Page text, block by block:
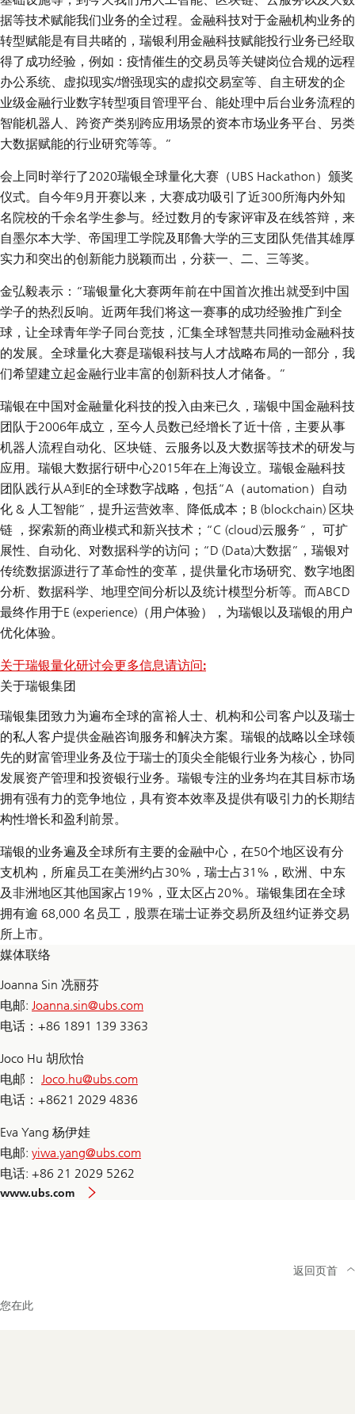
据等技术赋能我们业务的全过程。金融科技对于金融机构业务的
转型赋能是有目共睹的，瑞银利用金融科技赋能投行业务已经取
得了成功经验，例如：疫情催生的交易员等关键岗位合规的远程
办公系统、虚拟现实/增强现实的虚拟交易室等、自主研发的企
业级金融行业数字转型项目管理平台、能处理中后台业务流程的
智能机器人、跨资产类别跨应用场景的资本市场业务平台、另类
大数据赋能的行业研究等等。”
会上同时举行了2020瑞银全球量化大赛（UBS Hackathon）颁奖
仪式。自今年9月开赛以来，大赛成功吸引了近300所海内外知
名院校的千余名学生参与。经过数月的专家评审及在线答辩，来
自墨尔本大学、帝国理工学院及耶鲁大学的三支团队凭借其雄厚
实力和突出的创新能力脱颖而出，分获一、二、三等奖。
金弘毅表示：“瑞银量化大赛两年前在中国首次推出就受到中国
学子的热烈反响。近两年我们将这一赛事的成功经验推广到全
球，让全球青年学子同台竞技，汇集全球智慧共同推动金融科技
的发展。全球量化大赛是瑞银科技与人才战略布局的一部分，我
们希望建立起金融行业丰富的创新科技人才储备。”
瑞银在中国对金融量化科技的投入由来已久，瑞银中国金融科技
团队于2006年成立，至今人员数已经增长了近十倍，主要从事
机器人流程自动化、区块链、云服务以及大数据等技术的研发与
应用。瑞银大数据行研中心2015年在上海设立。瑞银金融科技
团队践行从A到E的全球数字战略，包括“A（automation）自动
化 & 人工智能”，提升运营效率、降低成本；B (blockchain) 区块
链 ，探索新的商业模式和新兴技术；“C (cloud)云服务”， 可扩
展性、自动化、对数据科学的访问；“D (Data)大数据”，瑞银对
传统数据源进行了革命性的变革，提供量化市场研究、数字地图
分析、数据科学、地理空间分析以及统计模型分析等。而ABCD
最终作用于E (experience)（用户体验），为瑞银以及瑞银的用户
优化体验。
关于瑞银量化研讨会更多信息请访问:
关于瑞银集团
瑞银集团致力为遍布全球的富裕人士、机构和公司客户以及瑞士
的私人客户提供金融咨询服务和解决方案。瑞银的战略以全球领
先的财富管理业务及位于瑞士的顶尖全能银行业务为核心，协同
发展资产管理和投资银行业务。瑞银专注的业务均在其目标市场
拥有强有力的竞争地位，具有资本效率及提供有吸引力的长期结
构性增长和盈利前景。
瑞银的业务遍及全球所有主要的金融中心，在50个地区设有分
支机构，所雇员工在美洲约占30%，瑞士占31%，欧洲、中东
及非洲地区其他国家占19%，亚太区占20%。瑞银集团在全球
拥有逾 68,000 名员工，股票在瑞士证券交易所及纽约证券交易
所上市。
媒体联络
Joanna Sin 冼丽芬
电邮: Joanna.sin@ubs.com
电话：+86 1891 139 3363
Joco Hu 胡欣怡
电邮： Joco.hu@ubs.com
电话：+8621 2029 4836
Eva Yang 杨伊娃
电邮: yiwa.yang@ubs.com
电话: +86 21 2029 5262
www.ubs.com
您在此
返回页首